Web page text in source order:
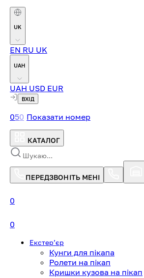
UK
EN RU UK
UAH
UAH USD EUR
ВХІД
050 Показати номер
КАТАЛОГ
ПЕРЕДЗВОНІТЬ МЕНІ
0
0
Екстерʼєр
Кунги для пікапа
Ролети на пікап
Кришки кузова на пікап